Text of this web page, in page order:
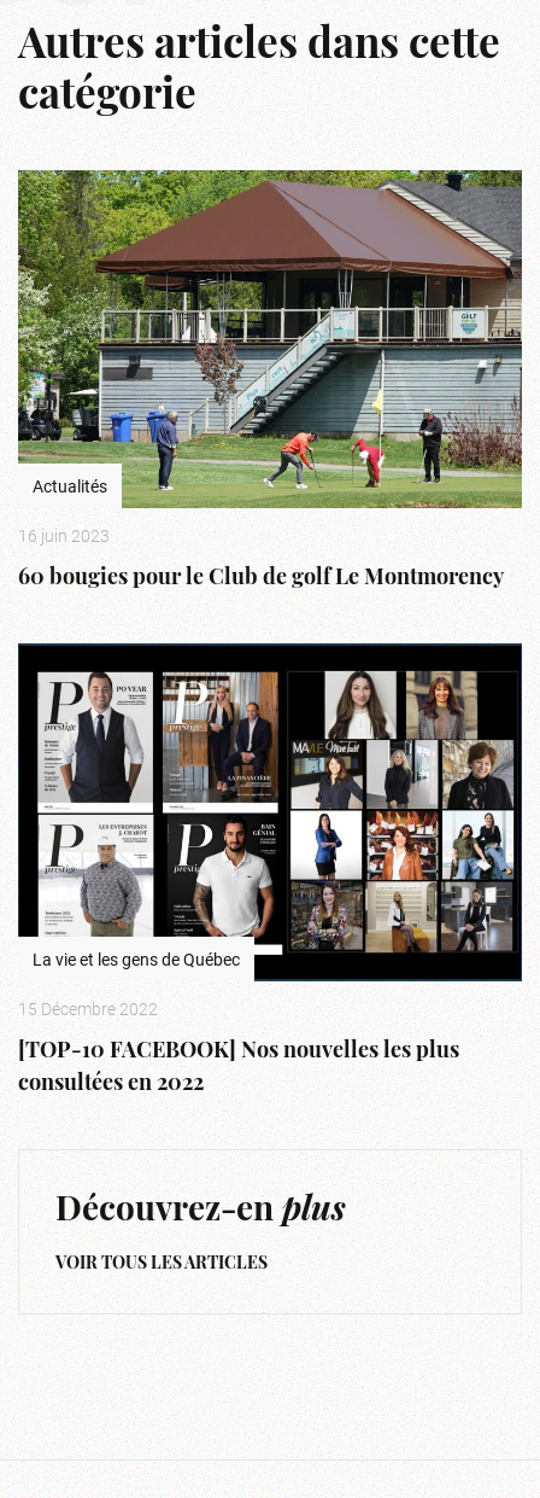
Autres articles dans cette
catégorie
Actualités
16 juin 2023
60 bougies pour le Club de golf Le Montmorency
La vie et les gens de Québec
15 Décembre 2022
[TOP-10 FACEBOOK] Nos nouvelles les plus
consultées en 2022
Découvrez-enplus
VOIR TOUS LES ARTICLES